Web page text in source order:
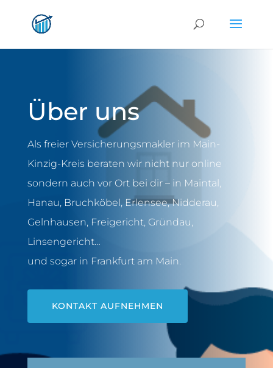
Über uns
Als freier Versicherungsmakler im Main-
Kinzig-Kreis beraten wir nicht nur online
sondern auch vor Ort bei dir – in Maintal,
Hanau, Bruchköbel, Erlensee, Nidderau,
Gelnhausen, Freigericht, Gründau,
Linsengericht…
und sogar in Frankfurt am Main.
KONTAKT AUFNEHMEN